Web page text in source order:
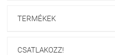
TERMÉKEK
CSATLAKOZZ!